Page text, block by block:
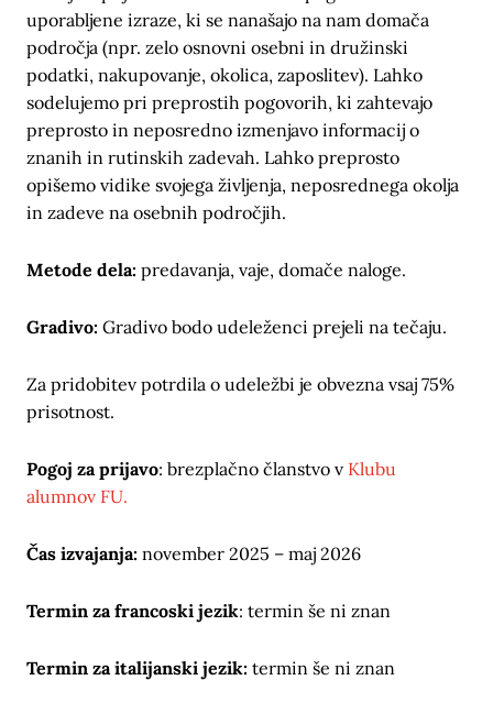
uporabljene izraze, ki se nanašajo na nam domača
področja (npr. zelo osnovni osebni in družinski
podatki, nakupovanje, okolica, zaposlitev). Lahko
sodelujemo pri preprostih pogovorih, ki zahtevajo
preprosto in neposredno izmenjavo informacij o
znanih in rutinskih zadevah. Lahko preprosto
opišemo vidike svojega življenja, neposrednega okolja
in zadeve na osebnih področjih.
Metode dela: predavanja, vaje, domače naloge.
Gradivo: Gradivo bodo udeleženci prejeli na tečaju.
Za pridobitev potrdila o udeležbi je obvezna vsaj 75%
prisotnost.
Pogoj za prijavo: brezplačno članstvo v Klubu
alumnov FU.
Čas izvajanja: november 2025 – maj 2026
Termin za francoski jezik: termin še ni znan
Termin za italijanski jezik: termin še ni znan